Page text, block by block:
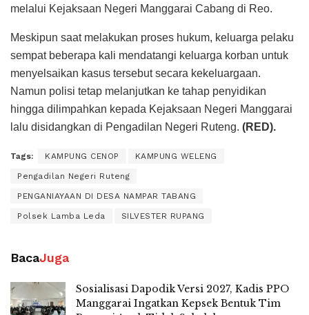
melalui Kejaksaan Negeri Manggarai Cabang di Reo.
Meskipun saat melakukan proses hukum, keluarga pelaku
sempat beberapa kali mendatangi keluarga korban untuk
menyelsaikan kasus tersebut secara kekeluargaan.
Namun polisi tetap melanjutkan ke tahap penyidikan
hingga dilimpahkan kepada Kejaksaan Negeri Manggarai
lalu disidangkan di Pengadilan Negeri Ruteng. (RED).
Tags: KAMPUNG CENOP KAMPUNG WELENG
Pengadilan Negeri Ruteng
PENGANIAYAAN DI DESA NAMPAR TABANG
Polsek Lamba Leda SILVESTER RUPANG
BacaJuga
Sosialisasi Dapodik Versi 2027, Kadis PPO
Manggarai Ingatkan Kepsek Bentuk Tim